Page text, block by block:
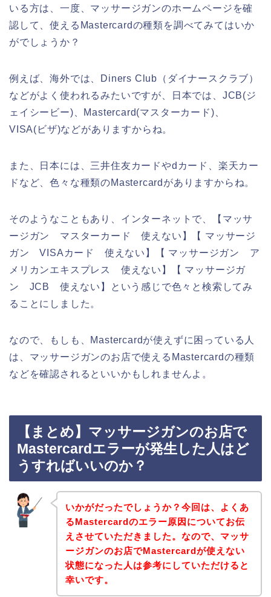
いる方は、一度、マッサージガンのホームページを確
認して、使えるMastercardの種類を調べてみてはいか
がでしょうか？
例えば、海外では、Diners Club（ダイナースクラブ）
などがよく使われるみたいですが、日本では、JCB(ジ
ェイシービー)、Mastercard(マスターカード)、
VISA(ビザ)などがありますからね。
また、日本には、三井住友カードやdカード、楽天カー
ドなど、色々な種類のMastercardがありますからね。
そのようなこともあり、インターネットで、【マッサ
ージガン マスターカード 使えない】【 マッサージ
ガン VISAカード 使えない】【 マッサージガン ア
メリカンエキスプレス 使えない】【 マッサージガ
ン JCB 使えない】という感じで色々と検索してみ
ることにしました。
なので、もしも、Mastercardが使えずに困っている人
は、マッサージガンのお店で使えるMastercardの種類
などを確認されるといいかもしれませんよ。
【まとめ】マッサージガンのお店で
Mastercardエラーが発生した人はど
うすればいいのか？
いかがだったでしょうか？今回は、よくあ
るMastercardのエラー原因についてお伝
えさせていただきました。なので、マッサ
ージガンのお店でMastercardが使えない
状態になった人は参考にしていただけると
幸いです。